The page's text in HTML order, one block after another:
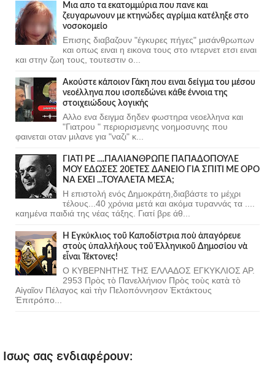
Μια απο τα εκατομμύρια που πανε και
ζευγαρωνουν με κτηνώδες αγρίμια κατέληξε στο
νοσοκομείο
Επισης διαβαζουν "έγκυρες πήγες" μισάνθρωπων
και οπως ειναι η εικονα τους στο ιντερνετ ετσι ειναι
και στην ζωη τους, τουτεστιν ο...
Ακούστε κάποιον Γάκη που ειναι δείγμα του μέσου
νεοέλληνα που ισοπεδώνει κάθε έννοια της
στοιχειώδους λογικής
Αλλο ενα δειγμα δηδεν φωστηρα νεοελληνα και
"Γιατρου " περιορισμενης νοημοσυνης που
φαινεται οταν μιλανε για "ναζι" κ...
ΓΙΑΤΙ ΡΕ ....ΠΑΛΙΑΝΘΡΩΠΕ ΠΑΠΑΔΟΠΟΥΛΕ
ΜΟΥ ΕΔΩΣΕΣ 20ΕΤΕΣ ΔΑΝΕΙΟ ΓΙΑ ΣΠΙΤΙ ΜΕ ΟΡΟ
ΝΑ ΕΧΕΙ ...ΤΟΥΑΛΕΤΑ ΜΕΣΑ;
Η επιστολή ενός Δημοκράτη,διαβάστε το μέχρι
τέλους...40 χρόνια μετά και ακόμα τυραννάς τα ....
καημένα παιδιά της νέας τάξης. Γιατί βρε άθ...
Ἡ Ἐγκύκλιος τοῦ Καποδίστρια ποὺ ἀπαγόρευε
στοὺς ὑπαλλήλους τοῦ Ἑλληνικοῦ Δημοσίου νὰ
εἶναι Τέκτονες!
Ο ΚΥΒΕΡΝΗΤΗΣ ΤΗΣ ΕΛΛΑΔΟΣ ΕΓΚΥΚΛΙΟΣ ΑΡ.
2953 Πρὸς τὸ Πανελλήνιον Πρὸς τοὺς κατὰ τὸ
Αἰγαῖον Πέλαγος καὶ τὴν Πελοπόννησον Ἐκτάκτους
Ἐπιτρόπο...